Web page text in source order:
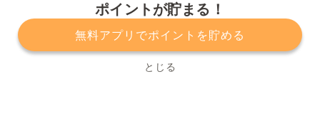
ポイントが貯まる！
無料アプリでポイントを貯める
とじる
プライバシーポリシー 利用規約
運営会社
サービスに関してのお問い合わせ